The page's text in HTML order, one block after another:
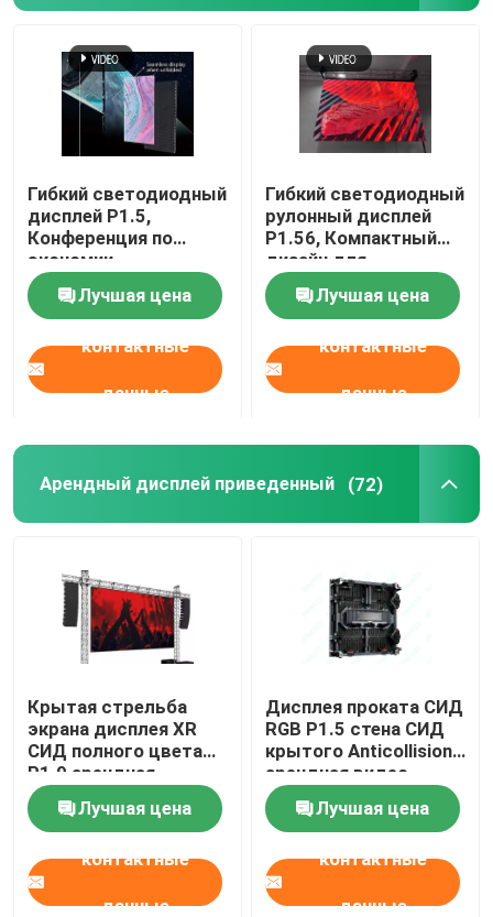
Гибкий светодиодный
дисплей P1.5,
Конференция по
экономии
пространства, шоу,
театрЛучшая цена
контактные
данные
Гибкий светодиодный
рулонный дисплей
P1.56, Компактный
дизайн для
конференц-залов и
переговорных
Лучшая цена
контактные
данные
Арендный дисплей приведенный (72)
Крытая стрельба
экрана дисплея XR
СИД полного цвета
P1.9 арендная
Лучшая цена
контактные
данные
Дисплея проката СИД
RGB P1.5 стена СИД
крытого Anticollision
арендная видео-
Лучшая цена
контактные
данные